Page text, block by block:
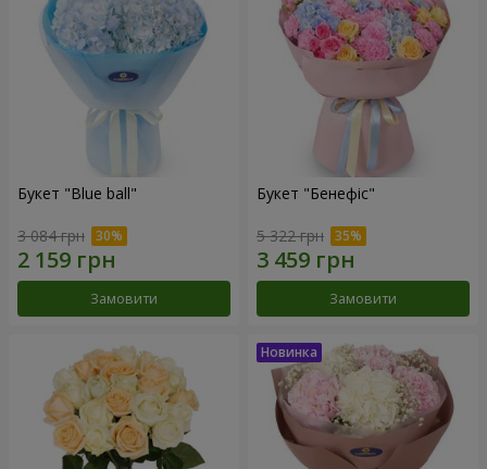
Букет "Blue ball"
3 084 грн
Замовити
Букет "Бенефіс"
5 322 грн
Замовити